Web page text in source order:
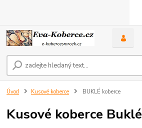
Úvod Kusové koberce BUKLÉ koberce
Kusové koberce Buklé